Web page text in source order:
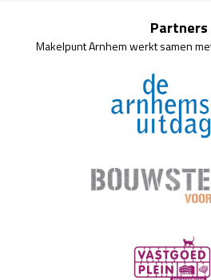
Partners
Makelpunt Arnhem werkt samen